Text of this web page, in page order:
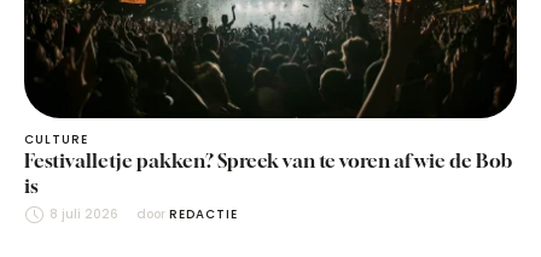
CULTURE
Festivalletje pakken? Spreek van te voren af wie de Bob
is
8 juli 2026 door REDACTIE